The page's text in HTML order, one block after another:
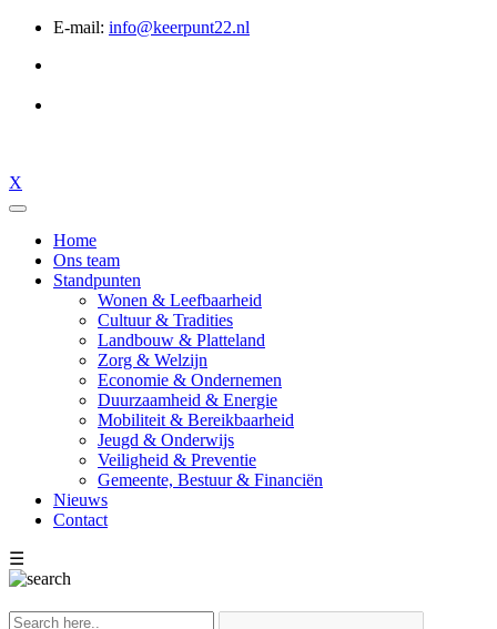
E-mail: info@keerpunt22.nl
X
Home
Ons team
Standpunten
Wonen & Leefbaarheid
Cultuur & Tradities
Landbouw & Platteland
Zorg & Welzijn
Economie & Ondernemen
Duurzaamheid & Energie
Mobiliteit & Bereikbaarheid
Jeugd & Onderwijs
Veiligheid & Preventie
Gemeente, Bestuur & Financiën
Nieuws
Contact
☰